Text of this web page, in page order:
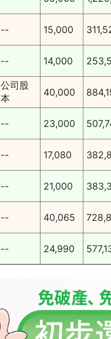
-- 15,000
-- 14,000
公司股
本
40,000
-- 23,000
-- 17,080
-- 21,000
-- 40,065
-- 24,990